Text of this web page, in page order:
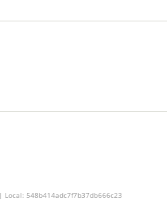
548b414adc7f7b37db666c23